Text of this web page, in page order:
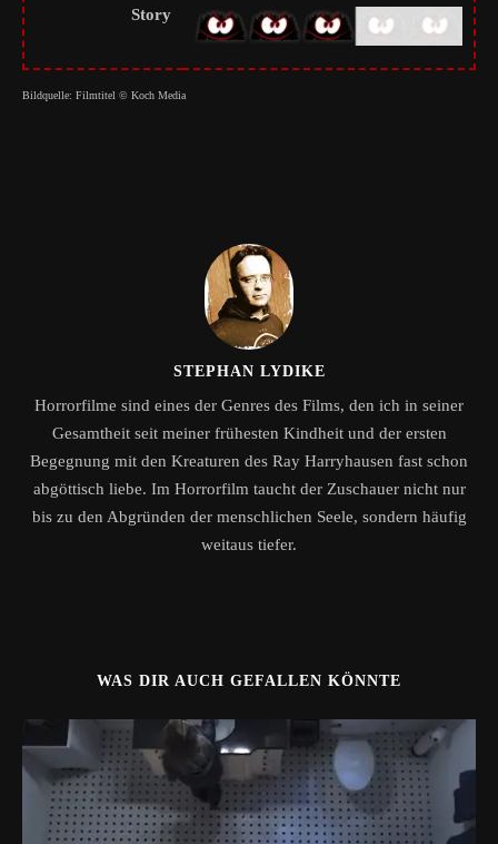
Story
Bildquelle: Filmtitel © Koch Media
STEPHAN LYDIKE
Horrorfilme sind eines der Genres des Films, den ich in seiner
Gesamtheit seit meiner frühesten Kindheit und der ersten
Begegnung mit den Kreaturen des Ray Harryhausen fast schon
abgöttisch liebe. Im Horrorfilm taucht der Zuschauer nicht nur
bis zu den Abgründen der menschlichen Seele, sondern häufig
weitaus tiefer.
WAS DIR AUCH GEFALLEN KÖNNTE